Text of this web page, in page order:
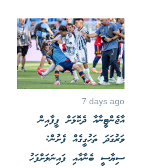
7 days ago
އާޖެންޓީނާއާ ދެކޮޅަށް ފީފާއިން
ވަރުގަދަ ތަހުގީގެއް ފެށުން:
ސިޔާސީ ބެނާއާއި ފައިނަލަށްފަހު